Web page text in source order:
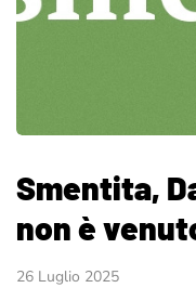
Smentita,
non è
26 Luglio 2025